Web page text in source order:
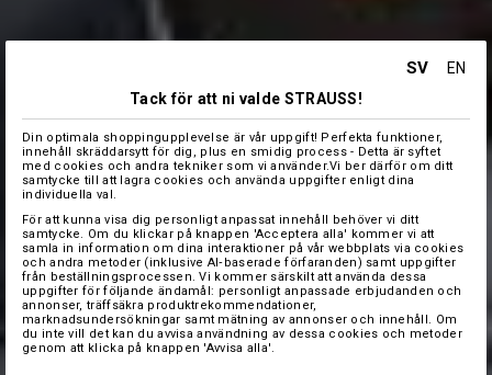
SV
EN
Tack för att ni valde STRAUSS!
Din optimala shoppingupplevelse är vår uppgift! Perfekta funktioner,
innehåll skräddarsytt för dig, plus en smidig process - Detta är syftet
med cookies och andra tekniker som vi använder.Vi ber därför om ditt
samtycke till att lagra cookies och använda uppgifter enligt dina
individuella val.
För att kunna visa dig personligt anpassat innehåll behöver vi ditt
samtycke. Om du klickar på knappen 'Acceptera alla' kommer vi att
samla in information om dina interaktioner på vår webbplats via cookies
och andra metoder (inklusive AI‑baserade förfaranden) samt uppgifter
från beställningsprocessen. Vi kommer särskilt att använda dessa
uppgifter för följande ändamål: personligt anpassade erbjudanden och
annonser, träffsäkra produktrekommendationer,
marknadsundersökningar samt mätning av annonser och innehåll. Om
du inte vill det kan du avvisa användning av dessa cookies och metoder
genom att klicka på knappen 'Avvisa alla'.